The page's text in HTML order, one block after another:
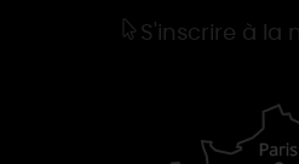
S'inscrire à la